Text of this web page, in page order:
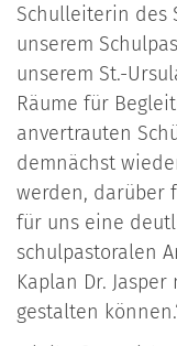
Schulleiterin des
unserem
unserem St.-
Räume für
anvertrauten
demnächst
werden, darüber
für uns eine
schulpastoralen
Kaplan Dr.
gestalten